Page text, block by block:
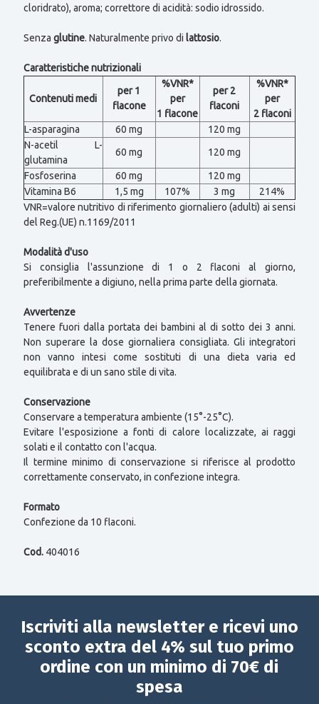
cloridrato), aroma; correttore di acidità: sodio idrossido.
Senza glutine. Naturalmente privo di lattosio.
Caratteristiche nutrizionali
Contenuti medi
per 1
flacone
%VNR*
per
1 flacone
per 2
flaconi
%VNR*
per
2 flaconi
L-asparagina
60 mg
120 mg
N-acetil L-
glutamina
60 mg 120 mg
Fosfoserina 60 mg
120 mg
Vitamina B6
1,5 mg 107% 3 mg
214%
VNR=valore nutritivo di riferimento giornaliero (adulti) ai sensi
del Reg.(UE) n.1169/2011
Modalità d'uso
Si consiglia l'assunzione di 1 o 2 flaconi al giorno,
preferibilmente a digiuno, nella prima parte della giornata.
Avvertenze
Tenere fuori dalla portata dei bambini al di sotto dei 3 anni.
Non superare la dose giornaliera consigliata. Gli integratori
non vanno intesi come sostituti di una dieta varia ed
equilibrata e di un sano stile di vita.
Conservazione
Conservare a temperatura ambiente (15°-25°C).
Evitare l'esposizione a fonti di calore localizzate, ai raggi
solati e il contatto con l'acqua.
Il termine minimo di conservazione si riferisce al prodotto
correttamente conservato, in confezione integra.
Formato
Confezione da 10 flaconi.
Cod.404016
Iscriviti alla newsletter e ricevi uno
sconto extra del 4% sul tuo primo
ordine con un minimo di 70€ di
spesa